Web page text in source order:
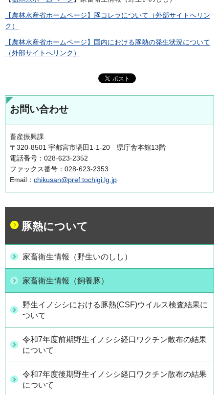
【農林水産省ホームページ】豚コレラについて（外部サイトへリン
ク）
【農林水産省ホームページ】国内における豚熱の発生状況について
（外部サイトへリンク）
お問い合わせ
畜産振興課
〒320-8501 宇都宮市塙田1-1-20 県庁舎本館13階
電話番号：028-623-2352
ファックス番号：028-623-2353
Email： chikusan@pref.tochigi.lg.jp
豚熱について
家畜衛生情報（野生いのしし）
家畜衛生情報（飼養豚）
野生イノシシにおける豚熱(CSF)ウイルス検査結果に
ついて
令和7年度前期野生イノシシ経口ワクチン散布の結果
について
令和7年度後期野生イノシシ経口ワクチン散布の結果
について